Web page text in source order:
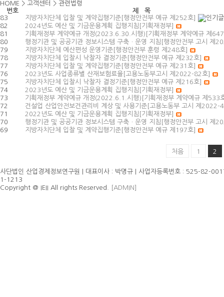
HOME > 고객센터 > 관련법령
번호
제 목
83
지방자치단체 입찰 및 계약집행기준[행정안전부 예규 제252호]
82
2024년도 예산 및 기금운용계획 집행지침[기획재정부]
81
기획재정부 계약예규 개정(2023.6.30.시행)[기획재정부 계약예규 제
80
행정기관 및 공공기관 정보시스템 구축ㆍ운영 지침[행정안전부 고시 제
79
지방자치단체 예산편성 운영기준[행정안전부 훈령 제248호]
78
지방자치단체 입찰시 낙찰자 결정기준[행정안전부 예규 제232호]
77
지방자치단체 입찰 및 계약집행기준[행정안전부 예규 제231호]
76
2023년도 사업종류별 산재보험료율[고용노동부고시 제2022-82호]
75
지방자치단체 입찰시 낙찰자 결정기준[행정안전부 예규 제216호]
74
2023년도 예산 및 기금운용계획 집행지침[기획재정부]
73
기획재정부 계약예규 개정(2022.6.1.시행)[기획재정부 계약예규 제533
72
건설업 산업안전보건관리비 계상 및 사용기준[고용노동부 고시 제
71
2022년도 예산 및 기금운용계획 집행지침[기획재정부]
70
행정기관 및 공공기관 정보시스템 구축ㆍ운영 지침[행정안전부 고시 제
69
지방자치단체 입찰 및 계약집행기준[행정안전부 예규 제197호]
처음 1 2
사단법인 산업경제정보연구원 | 대표이사 : 박명규 | 사업자등록번호 : 525-82-
1-1213
Copyright @ IEII All rights Reserved.
[ADMIN]